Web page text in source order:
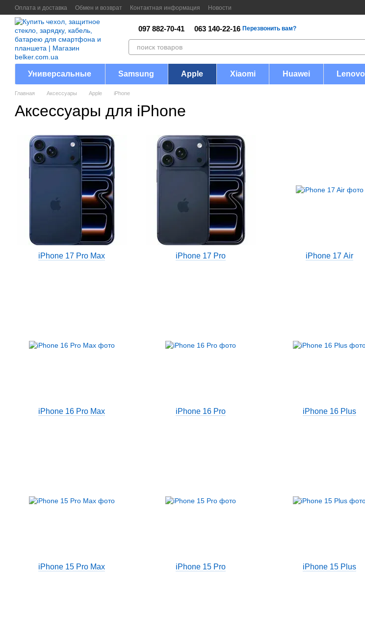
Перейти к основному контенту
Оплата и доставка Обмен и возврат Контактная информация Новости
097 882-70-41 063 140-22-16 Перезвонить вам?
Универсальные Samsung Apple Xiaomi Huawei Lenovo
Главная Аксессуары Apple iPhone
Аксессуары для iPhone
iPhone 17 Pro Max iPhone 17 Pro iPhone 17 Air
iPhone 16 Pro Max iPhone 16 Pro iPhone 16 Plus
iPhone 15 Pro Max iPhone 15 Pro iPhone 15 Plus